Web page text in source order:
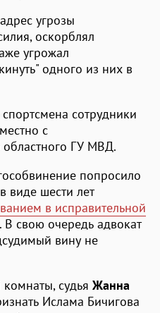
угрозы
оскорблял
угрожал
одного из них в
сотрудники
с
ГУ МВД.
попросило
виде шести лет
в исправительной
. В свою очередь адвокат
вину не
судья Жанна
Ислама Бичигова